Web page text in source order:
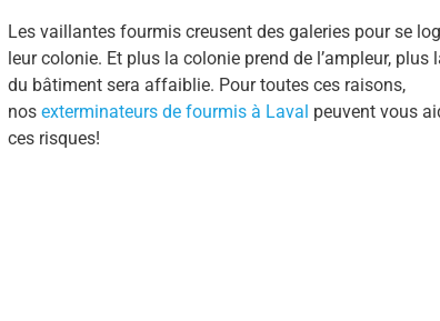
Les vaillantes fourmis creusent des galeries pour se
leur colonie. Et plus la colonie prend de l’ampleur, plus
du bâtiment sera affaiblie. Pour toutes ces raisons,
nos exterminateurs de fourmis à Laval peuvent vous
ces risques!